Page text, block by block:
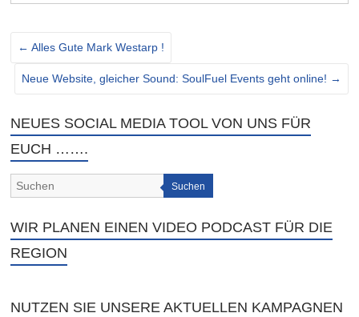
← Alles Gute Mark Westarp !
Neue Website, gleicher Sound: SoulFuel Events geht online! →
NEUES SOCIAL MEDIA TOOL VON UNS FÜR
EUCH …….
Suchen
WIR PLANEN EINEN VIDEO PODCAST FÜR DIE
REGION
NUTZEN SIE UNSERE AKTUELLEN KAMPAGNEN